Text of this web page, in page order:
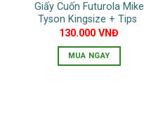
Giấy Cuốn Futurola Mike
Tyson Kingsize + Tips
130.000VNĐ
MUA NGAY